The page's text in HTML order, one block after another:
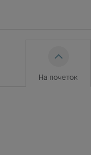
На почеток